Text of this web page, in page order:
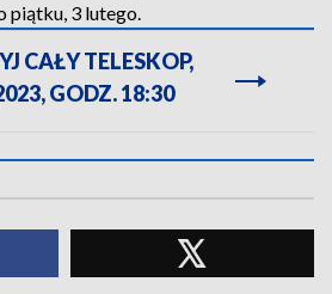
piątku, 3 lutego.
CAŁY TELESKOP,
GODZ. 18:30